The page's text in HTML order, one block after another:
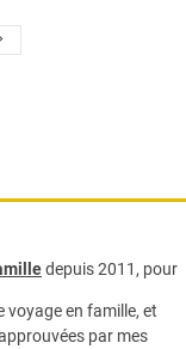
depuis 2011, pour
voyage en famille, et
par mes